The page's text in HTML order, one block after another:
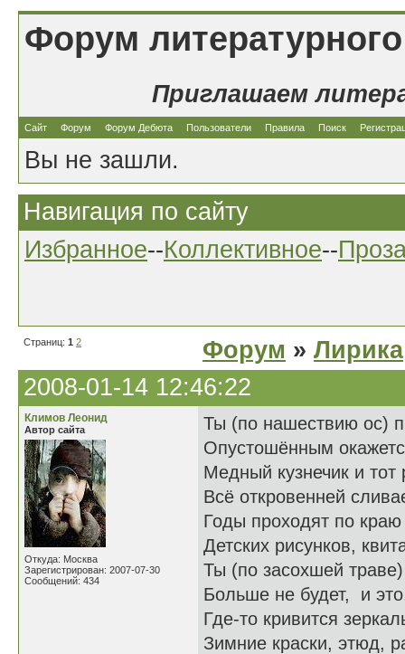
Форум
Приглашаем
Сайт Форум Форум Дебюта Пользователи Правила Поиск
Вы не зашли.
Навигация по сайту
Избранное--Коллективное--
Страниц: 1 2 Форум » Лирика
2008-01-14 12:46:22
Климов Леонид
Автор сайта
Откуда: Москва
Зарегистрирован: 2007-07-30
Сообщений: 434
Ты (по нашествию ос)
Опустошённым
Медный кузнечик и тот
Всё откровенней
Годы проходят по
Детских рисунков,
Ты (по засохшей
Больше не будет, и
Где-то кривится
Зимние краски, этюд,